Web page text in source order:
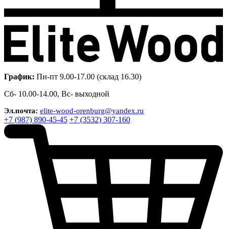
График: Пн-пт 9.00-17.00 (склад 16.30)
Сб- 10.00-14.00, Вс- выходной
Эл.почта: elite-wood-orenburg@yandex.ru
+7 (987) 890-45-45 +7 (3532) 307-160